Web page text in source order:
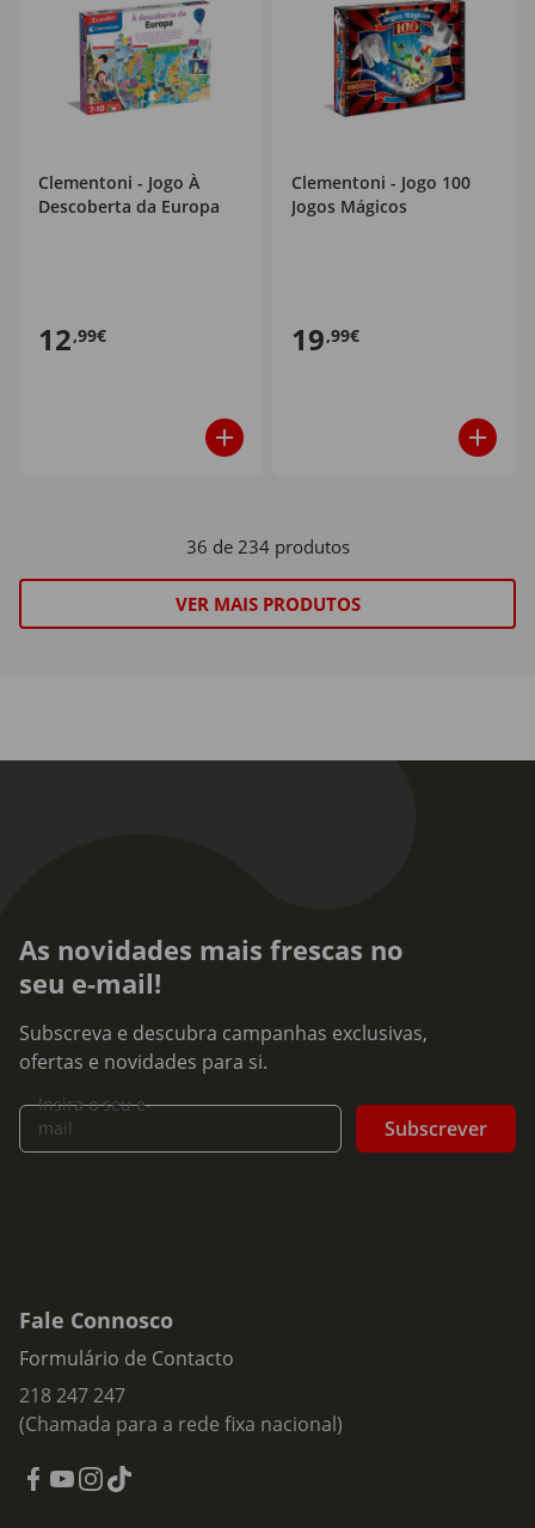
Clementoni - Jogo À
Descoberta da Europa
12,99€
Clementoni - Jogo 100
Jogos Mágicos
19,99€
36 de 234 produtos
VER MAIS PRODUTOS
As novidades mais frescas no
seu e-mail!
Subscreva e descubra campanhas exclusivas,
ofertas e novidades para si.
Insira o seu e-
mail
Subscrever
Fale Connosco
Formulário de Contacto
218 247 247
(Chamada para a rede fixa nacional)